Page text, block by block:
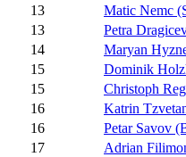
13
Matic Nemc
13
Petra
14
Maryan
15
Dominik
15
Christoph
16
Katrin
16
Petar Savov
17
Adrian